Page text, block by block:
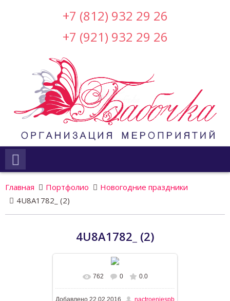
+7 (812) 932 29 26
+7 (921) 932 29 26
Главная Портфолио
Новогодние праздники
4U8A1782_ (2)
4U8A1782_ (2)
В реальном размере 1600x1063
762 0 0.0
Добавлено 22.02.2016 nactroeniespb